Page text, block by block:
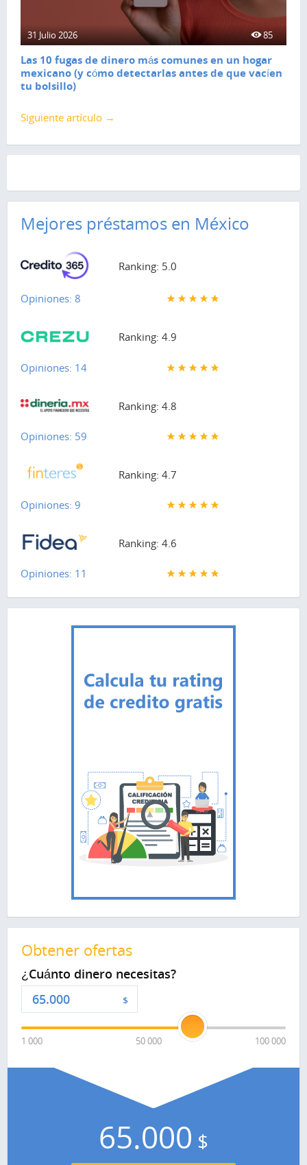
31 Julio 2026 85
Las 10 fugas de dinero más comunes en un hogar
mexicano (y cómo detectarlas antes de que vacíen
tu bolsillo)
Siguiente artículo →
Mejores préstamos en México
Ranking: 5.0
Opiniones: 8
Ranking: 4.9
Opiniones: 14
Ranking: 4.8
Opiniones: 59
Ranking: 4.7
Opiniones: 9
Ranking: 4.6
Opiniones: 11
Obtener ofertas
¿Cuánto dinero necesitas?
$
1 000 50 000 100 000
65.000 $